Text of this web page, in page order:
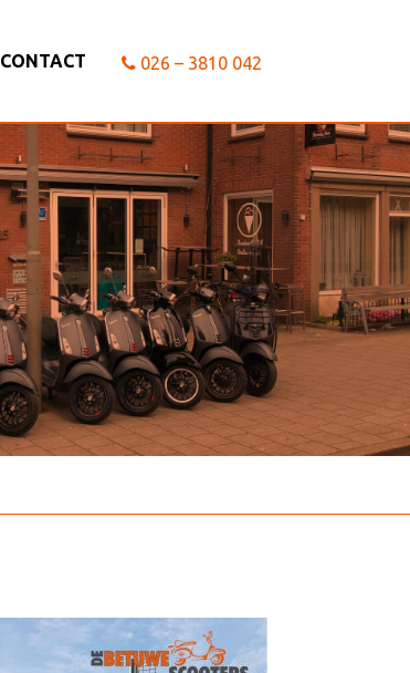
CONTACT 026 – 3810 042